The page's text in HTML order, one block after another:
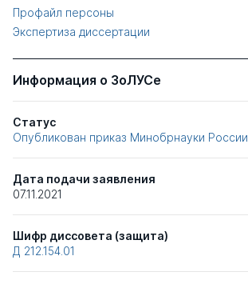
Профайл персоны
Экспертиза диссертации
Информация о ЗоЛУСе
Статус
Опубликован приказ Минобрнауки России
Дата подачи заявления
07.11.2021
Шифр диссовета (защита)
Д 212.154.01